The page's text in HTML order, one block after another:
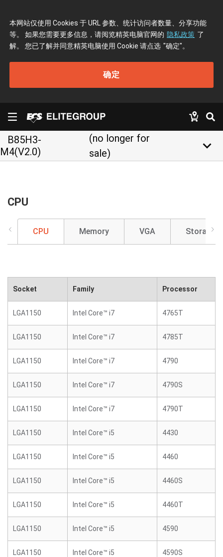
本网站仅使用 Cookies 于 URL 参数、统计访问者数量、分享功能
等。 如果您需要更多信息，请阅览精英电脑官网的 隐私政策 了
解。 您已了解并同意精英电脑使用 Cookie 请点选 "确定"。
确定
B85H3-
M4(V2.0)
(no longer for
sale)
keyboard_arrow_down
CPU
CPU Memory VGA Storage
Socket Family Processor
LGA1150 Intel Core™ i7 4765T
LGA1150 Intel Core™ i7 4785T
LGA1150 Intel Core™ i7 4790
LGA1150 Intel Core™ i7 4790S
LGA1150 Intel Core™ i7 4790T
LGA1150 Intel Core™ i5 4430
LGA1150 Intel Core™ i5 4460
LGA1150 Intel Core™ i5 4460S
LGA1150 Intel Core™ i5 4460T
LGA1150 Intel Core™ i5 4590
LGA1150 Intel Core™ i5 4590S